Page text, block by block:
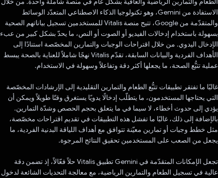
الاستفادة من Gemini، وهو تكنولوجيا الذكاء الاصطناعي المتعدّد الوسائط
والمتقدّمة من Google، تتيح منصة Vitalis للمستخدمين تسجيل بياناتهم الصحية
بسهولة باستخدام إدخالات الفيديو أو الصوت أو النص، ما يحدّ بشكل كبير من عبء
الإدخال اليدوي. من خلال اقتراحات الوجبات والتمارين المخصّصة استنادًا إلى
الأهداف الفردية والبيانات السابقة، تقدّم Vitalis نهجًا شاملاً للعناية بالصحة يبسط
عملية تتبُّع الصحة، ما يجعلها أكثر دقة وتفاعلاً وسهولة في الاستخدام.
غالبًا ما تفتقر تطبيقات تتبُّع الطعام والتمارين التقليدية إلى الإرشادات المخصّصة
التي يحتاجها المستخدمون، ما يتطلّب إدخالًا يدويًا يستغرق وقتًا طويلاً ويمكن أن
يؤدي إلى حدوث أخطاء، لا سيما في ما يتعلق بحجم الحصص وشدّة التمارين.
بالإضافة إلى ذلك، غالبًا ما تفشل هذه التطبيقات في تقديم اقتراحات مخصّصة،
مثل خطط وجبات أو تمارين معيّنة تتوافق مع أهداف اللياقة البدنية الفردية، ما
يجعل من الصعب على المستخدمين تحقيق النتائج المرجوة.
تجعل الإمكانات المتقدّمة في Gemini تطبيق Vitalis حلاً فعّالاً، إذ تضمن دقة
عالية في تسجيل الطعام والتمارين الرياضية، مع معالجة التحديات الشائعة لدخول